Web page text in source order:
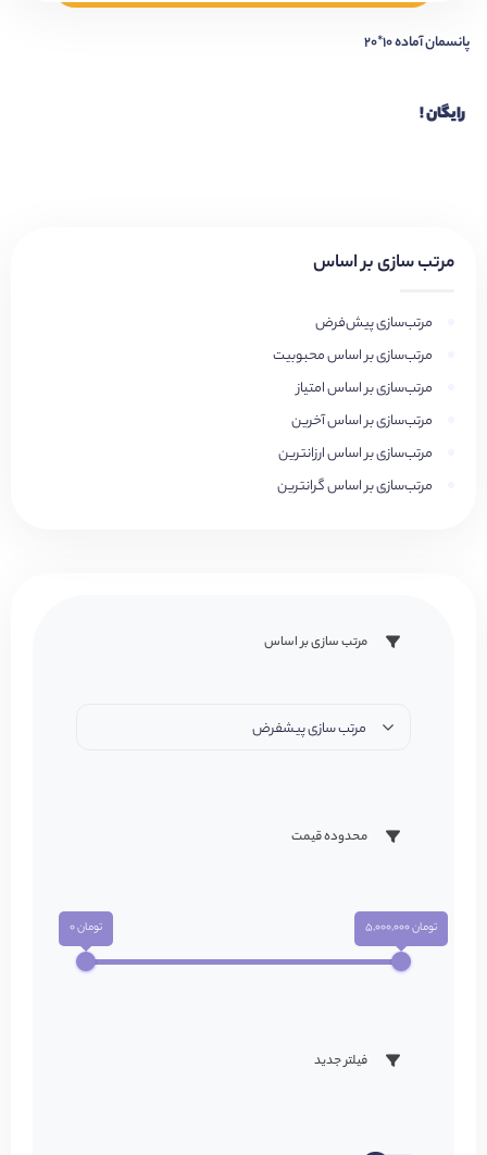
مرتب سازی بر اساس
مرتب‌سازی پیش‌فرض
مرتب‌سازی بر اساس محبوبیت
مرتب‌سازی بر اساس امتیاز
مرتب‌سازی بر اساس آخرین
مرتب‌سازی بر اساس ارزانترین
مرتب‌سازی بر اساس گرانترین
مرتب سازی بر اساس
مرتب سازی پیشفرض
محدوده قیمت
تومان 0 تومان 5,000,000
فیلتر جدید
پانسمان آماده ۱۰*۲۰
رایگان !